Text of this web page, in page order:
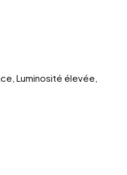
Luminosité élevée,